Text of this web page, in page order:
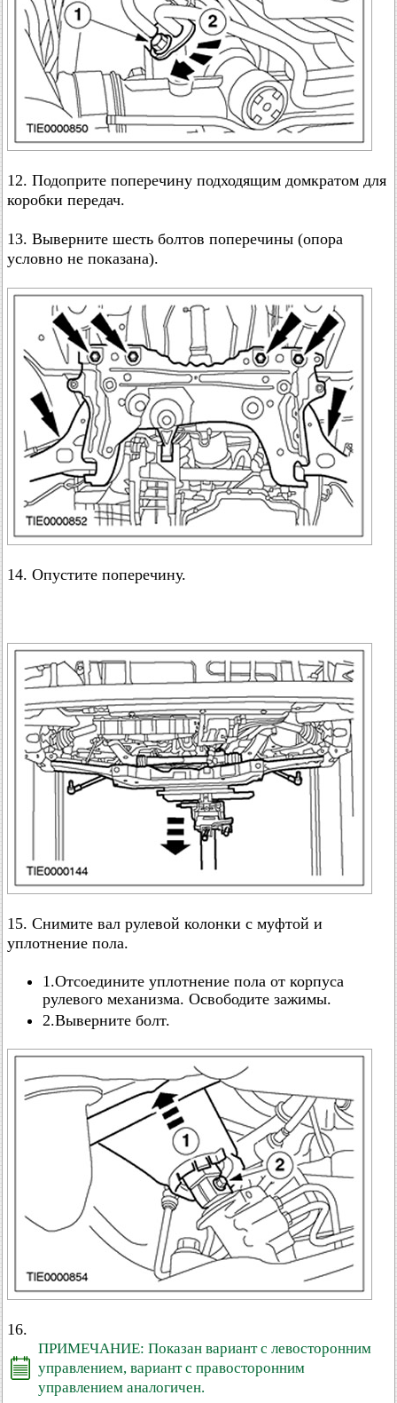
12. Подоприте поперечину подходящим домкратом для
коробки передач.
13. Выверните шесть болтов поперечины (опора
условно не показана).
14. Опустите поперечину.
15. Снимите вал рулевой колонки с муфтой и
уплотнение пола.
1.Отсоедините уплотнение пола от корпуса
рулевого механизма. Освободите зажимы.
2.Выверните болт.
16.
ПРИМЕЧАНИЕ: Показан вариант с левосторонним
управлением, вариант с правосторонним
управлением аналогичен.